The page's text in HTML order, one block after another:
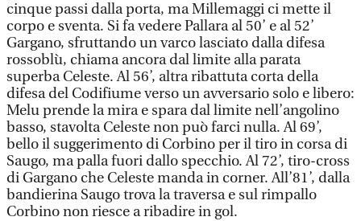
cinque passi dalla porta, ma Millemaggi ci mette il
corpo e sventa. Si fa vedere Pallara al 50’ e al 52’
Gargano, sfruttando un varco lasciato dalla difesa
rossoblù, chiama ancora dal limite alla parata
superba Celeste. Al 56’, altra ribattuta corta della
difesa del Codifiume verso un avversario solo e libero:
Melu prende la mira e spara dal limite nell’angolino
basso, stavolta Celeste non può farci nulla. Al 69’,
bello il suggerimento di Corbino per il tiro in corsa di
Saugo, ma palla fuori dallo specchio. Al 72’, tiro-cross
di Gargano che Celeste manda in corner. All’81’, dalla
bandierina Saugo trova la traversa e sul rimpallo
Corbino non riesce a ribadire in gol.